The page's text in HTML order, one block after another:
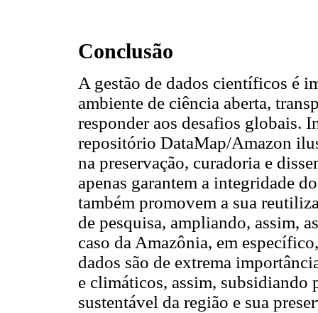
Conclusão
A gestão de dados científicos é
ambiente de ciência aberta,
responder aos desafios globais.
repositório DataMap/Amazon
na preservação, curadoria e
apenas garantem a integridade
também promovem a sua
de pesquisa, ampliando, assim,
caso da Amazônia, em
dados são de extrema
e climáticos, assim,
sustentável da região e sua